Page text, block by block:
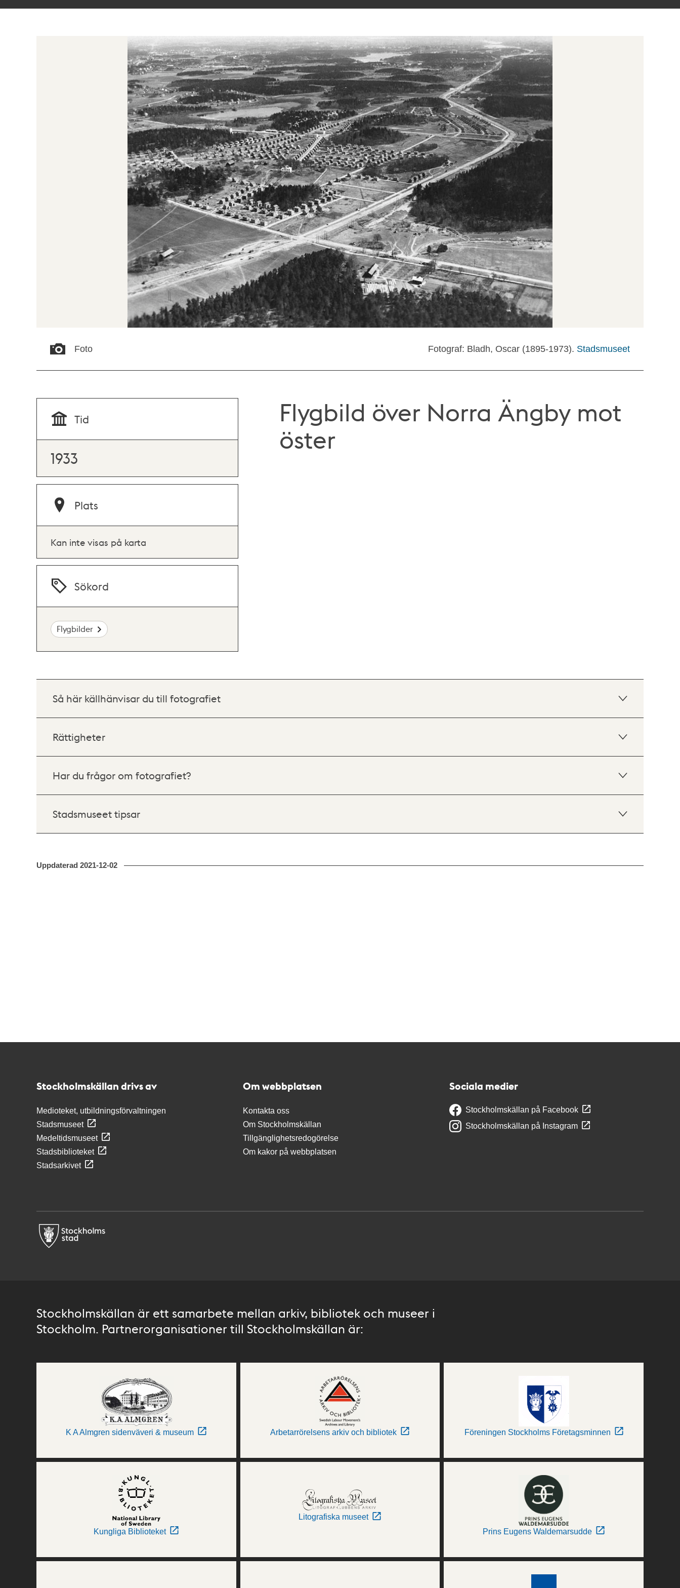
Foto Fotograf: Bladh, Oscar (1895-1973). Stadsmuseet
Flygbild över Norra Ängby mot
öster
Tid
1933
Plats
Kan inte visas på karta
Sökord
Flygbilder
Så här källhänvisar du till fotografiet
Rättigheter
Har du frågor om fotografiet?
Stadsmuseet tipsar
Uppdaterad 2021-12-02
Stockholmskällan drivs av
Medioteket, utbildningsförvaltningen
Stadsmuseet
Medeltidsmuseet
Stadsbiblioteket
Stadsarkivet
Om webbplatsen
Kontakta oss
Om Stockholmskällan
Tillgänglighetsredogörelse
Om kakor på webbplatsen
Sociala medier
Stockholmskällan på Facebook
Stockholmskällan på Instagram
Stockholmskällan är ett samarbete mellan arkiv, bibliotek och museer i
Stockholm. Partnerorganisationer till Stockholmskällan är:
K A Almgren sidenväveri & museum Arbetarrörelsens arkiv och bibliotek Föreningen Stockholms Företagsminnen
Kungliga Biblioteket
Litografiska museet
Prins Eugens Waldemarsudde